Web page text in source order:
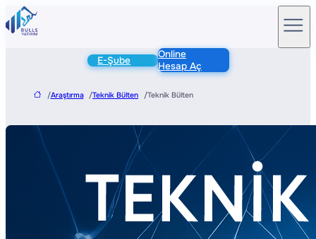
E-Şube
Online
Hesap Aç
/Araştırma /Teknik Bülten /Teknik Bülten